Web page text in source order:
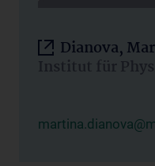
Dianova,
Institut für